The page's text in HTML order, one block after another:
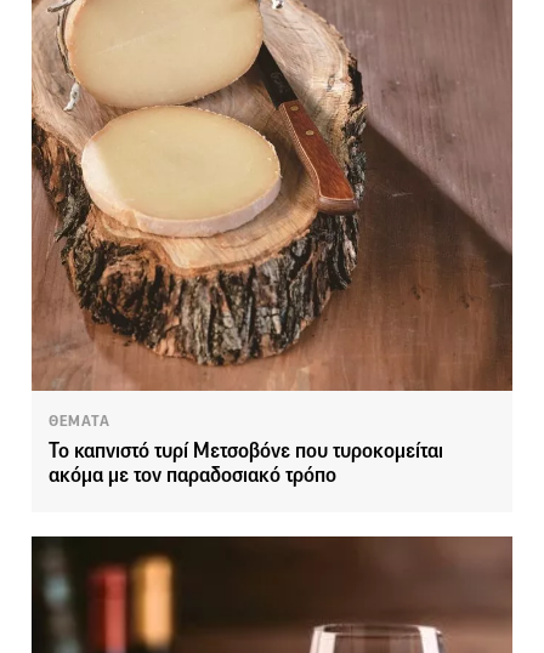
ΘΕΜΑΤΑ
Το καπνιστό τυρί Μετσοβόνε που τυροκομείται
ακόμα με τον παραδοσιακό τρόπο